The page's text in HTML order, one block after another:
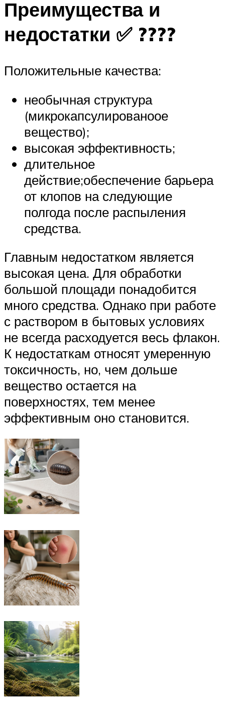
Преимущества и
недостатки ✅ ????
Положительные качества:
необычная структура
(микрокапсулированоое
вещество);
высокая эффективность;
длительное
действие;обеспечение барьера
от клопов на следующие
полгода после распыления
средства.
Главным недостатком является
высокая цена. Для обработки
большой площади понадобится
много средства. Однако при работе
с раствором в бытовых условиях
не всегда расходуется весь флакон.
К недостаткам относят умеренную
токсичность, но, чем дольше
вещество остается на
поверхностях, тем менее
эффективным оно становится.